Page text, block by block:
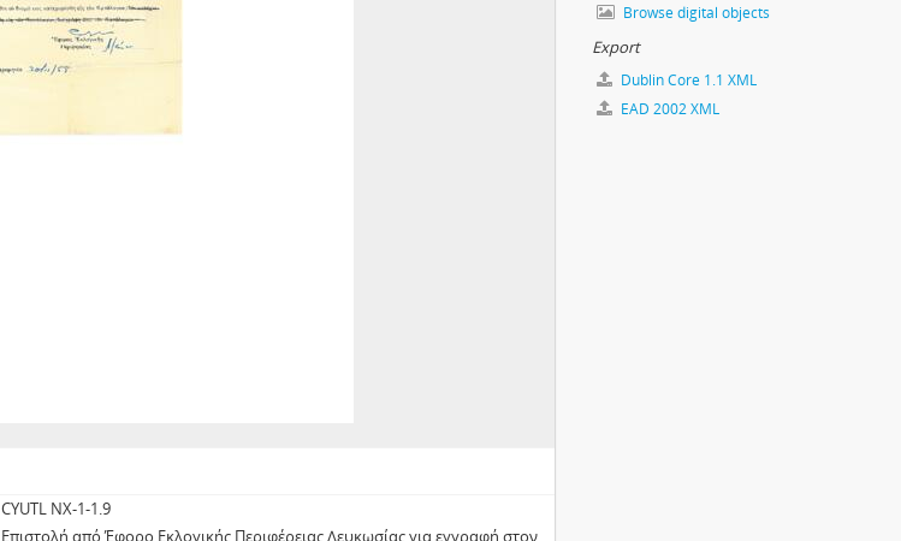
CYUTL NX-1-1.9
Επιστολή από Έφορο Εκλογικής Περιφέρειας Λευκωσίας για εγγραφή στον
Browse digital objects
Export
Dublin Core 1.1 XML
EAD 2002 XML